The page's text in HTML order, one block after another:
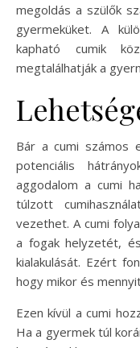
megoldás a szülők
gyermeküket. A
kapható cumik
megtalálhatják a
Bár a cumi számos
potenciális
aggodalom a cumi
túlzott
vezethet. A cumi
a fogak helyzetét,
kialakulását. Ezért
hogy mikor és
Ezen kívül a cumi
Ha a gyermek túl